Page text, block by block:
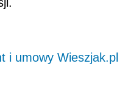
i umowy Wieszjak.pl